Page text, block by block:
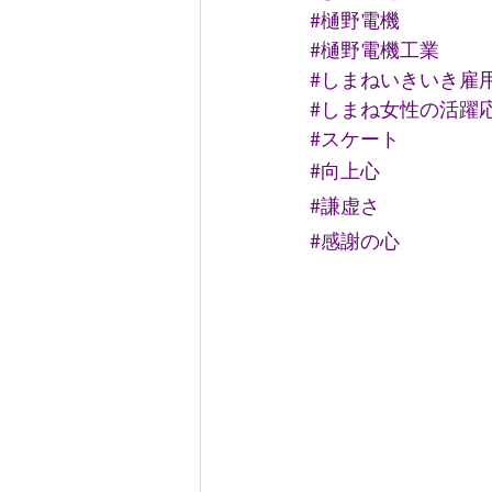
#樋野電機
#樋野電機工業
#しまねいきいき雇
#しまね女性の活躍
#スケート
#向上心
#謙虚さ
#感謝の心